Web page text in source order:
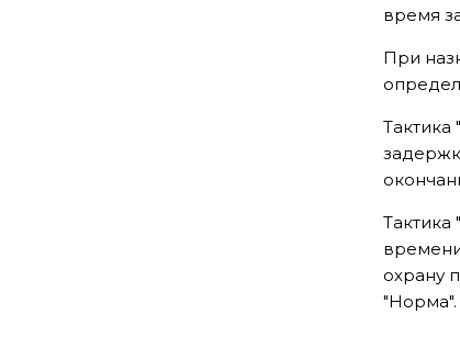
время
При
охрану
"Норма".